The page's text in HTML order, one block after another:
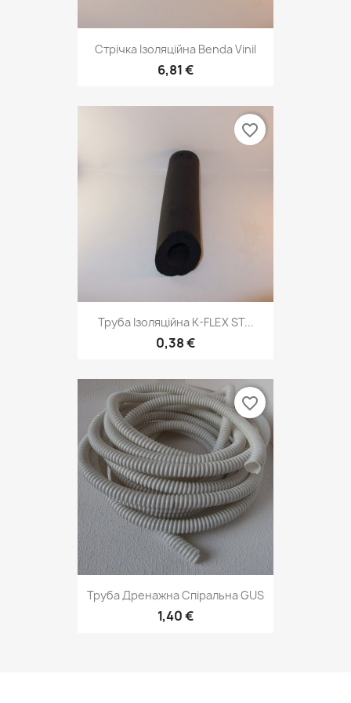
Стрічка Ізоляційна Benda Vinil
6,81 €
Труба Ізоляційна K-FLEX ST...
0,38 €
favorite_border
Труба Дренажна Спіральна GUS
1,40 €
favorite_border